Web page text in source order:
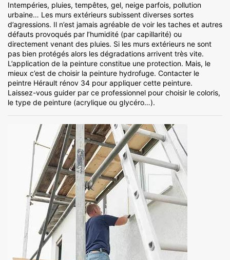
Intempéries, pluies, tempêtes, gel, neige parfois, pollution
urbaine… Les murs extérieurs subissent diverses sortes
d’agressions. Il n’est jamais agréable de voir les taches et autres
défauts provoqués par l’humidité (par capillarité) ou
directement venant des pluies. Si les murs extérieurs ne sont
pas bien protégés alors les dégradations arrivent très vite.
L’application de la peinture constitue une protection. Mais, le
mieux c’est de choisir la peinture hydrofuge. Contacter le
peintre Hérault rénov 34 pour appliquer cette peinture.
Laissez-vous guider par ce professionnel pour choisir le coloris,
le type de peinture (acrylique ou glycéro…).